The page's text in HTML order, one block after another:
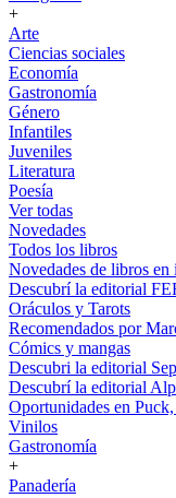
+
Arte
Ciencias sociales
Economía
Gastronomía
Género
Infantiles
Juveniles
Literatura
Poesía
Ver todas
Novedades
Todos los libros
Novedades de libros en
Descubrí la editorial
Oráculos y Tarots
Recomendados por
Cómics y mangas
Descubri la editorial
Descubrí la editorial
Oportunidades en
Vinilos
Gastronomía
+
Panadería